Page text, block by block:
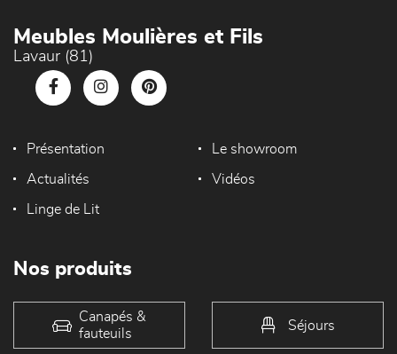
Meubles Moulières et Fils
Lavaur (81)
Présentation Le showroom
Actualités Vidéos
Linge de Lit
Nos produits
Canapés &
fauteuils
Séjours